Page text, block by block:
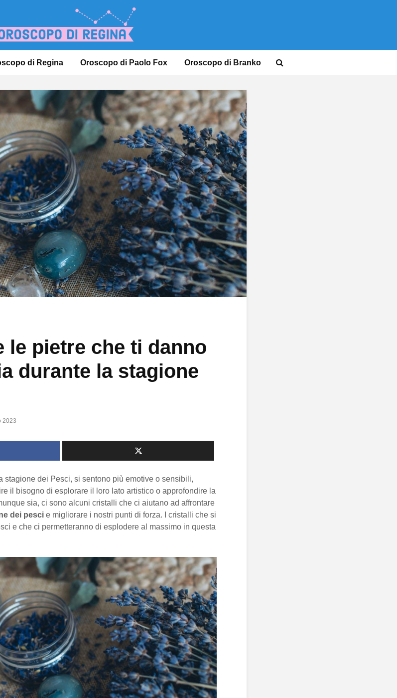
di Regina Oroscopo di Paolo Fox Oroscopo di Branko
le pietre che ti danno
durante la stagione
2023
stagione dei Pesci, si sentono più emotive o sensibili,
il bisogno di esplorare il loro lato artistico o approfondire la
sia, ci sono alcuni cristalli che ci aiutano ad affrontare
dei pesci e migliorare i nostri punti di forza. I cristalli che si
e che ci permetteranno di esplodere al massimo in questa